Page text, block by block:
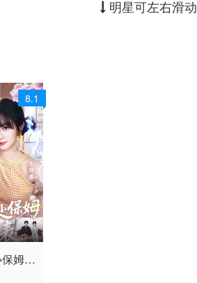
明星可左右滑动
8.1
姆武